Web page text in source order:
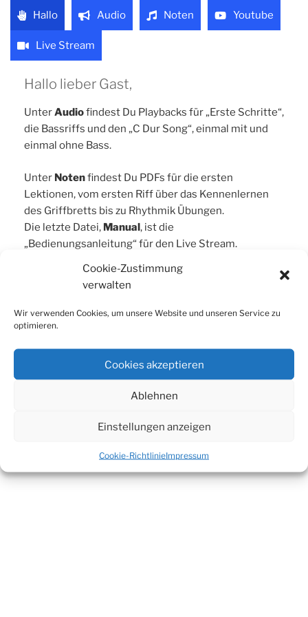
Cookie-Zustimmung
verwalten
Wir verwenden Cookies, um unsere Website und unseren Service zu
optimieren.
Cookies akzeptieren
Ablehnen
Einstellungen anzeigen
Cookie-RichtlinieImpressum
Hallo Audio Noten Youtube
Live Stream
Hallo lieber Gast,
UnterAudiofindest Du Playbacks für „Erste Schritte“,
die Bassriffs und den „C Dur Song“, einmal mit und
einmal ohne Bass.
Unter Notenfindest Du PDFs für die ersten
Lektionen, vom ersten Riff über das Kennenlernen
des Griffbretts bis zu Rhythmik Übungen.
Die letzte Datei, Manual, ist die
„Bedienungsanleitung“ für den Live Stream.
möglicherweise musst Du erst dorthin scrollen.
UnterYoutubefindest Du ein paar Videos aus meiner
SerieSuper Bassistinnen